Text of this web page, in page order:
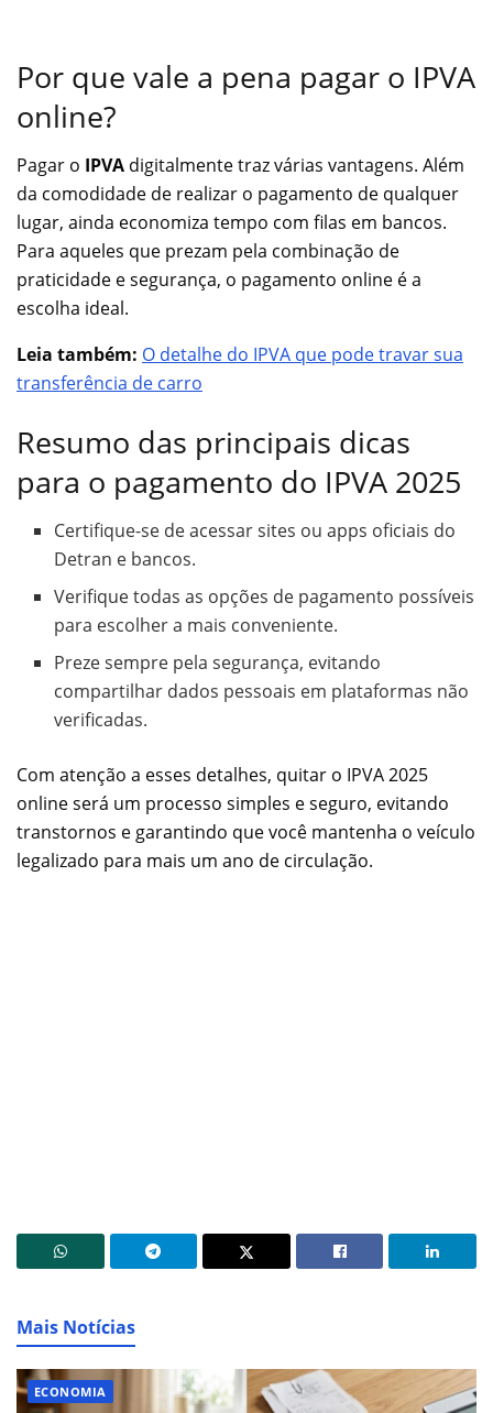
Por que vale a pena pagar o IPVA
online?
Pagar o IPVA digitalmente traz várias vantagens. Além
da comodidade de realizar o pagamento de qualquer
lugar, ainda economiza tempo com filas em bancos.
Para aqueles que prezam pela combinação de
praticidade e segurança, o pagamento online é a
escolha ideal.
Leia também: O detalhe do IPVA que pode travar sua
transferência de carro
Resumo das principais dicas
para o pagamento do IPVA 2025
Certifique-se de acessar sites ou apps oficiais do
Detran e bancos.
Verifique todas as opções de pagamento possíveis
para escolher a mais conveniente.
Preze sempre pela segurança, evitando
compartilhar dados pessoais em plataformas não
verificadas.
Com atenção a esses detalhes, quitar o IPVA 2025
online será um processo simples e seguro, evitando
transtornos e garantindo que você mantenha o veículo
legalizado para mais um ano de circulação.
Mais Notícias
ECONOMIA